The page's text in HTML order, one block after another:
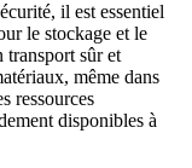
il est essentiel
le stockage et le
transport sûr et
même dans
ressources
disponibles à